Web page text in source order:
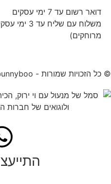
דואר רשום עד 7 ימי עסקים
מרוחקים)
© כל הזכויות שמורות - bunnyboo